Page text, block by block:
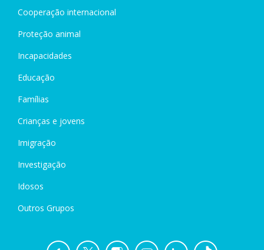
Cooperação internacional
Proteção animal
Incapacidades
Educação
Famílias
Crianças e jovens
Imigração
Investigação
Idosos
Outros Grupos